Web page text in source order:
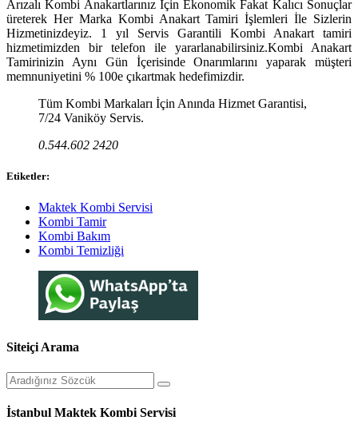
Arızalı Kombi Anakartlarınız İçin Ekonomik Fakat Kalıcı Sonuçlar
üreterek Her Marka Kombi Anakart Tamiri İşlemleri İle Sizlerin
Hizmetinizdeyiz. 1 yıl Servis Garantili Kombi Anakart tamiri
hizmetimizden bir telefon ile yararlanabilirsiniz.Kombi Anakart
Tamirinizin Aynı Gün İçerisinde Onarımlarını yaparak müşteri
memnuniyetini % 100e çıkartmak hedefimizdir.
Tüm Kombi Markaları İçin Anında Hizmet Garantisi,
7/24 Vaniköy Servis.
0.544.602 2420
Etiketler:
Maktek Kombi Servisi
Kombi Tamir
Kombi Bakım
Kombi Temizliği
Siteiçi Arama
İstanbul Maktek Kombi Servisi